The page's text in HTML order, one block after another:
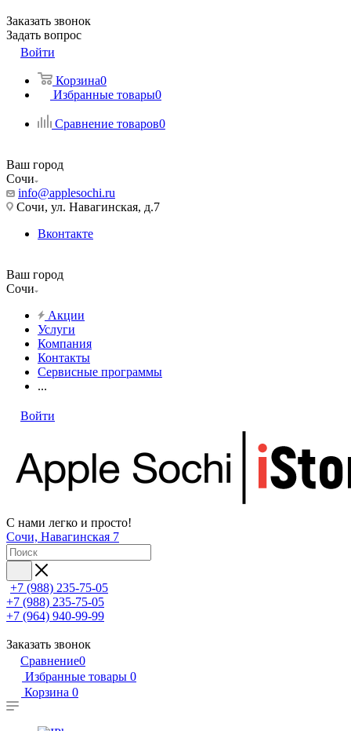
Заказать звонок
Задать вопрос
Войти
Корзина0
Избранные товары0
Сравнение товаров0
Ваш город
Сочи
info@applesochi.ru
Сочи, ул. Навагинская, д.7
Вконтакте
Ваш город
Сочи
Акции
Услуги
Компания
Контакты
Сервисные программы
...
Войти
С нами легко и просто!
Сочи, Навагинская 7
+7 (988) 235-75-05
+7 (988) 235-75-05
+7 (964) 940-99-99
Заказать звонок
Сравнение0
Избранные товары 0
Корзина 0